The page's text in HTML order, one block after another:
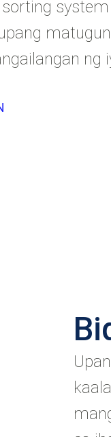
system
ng